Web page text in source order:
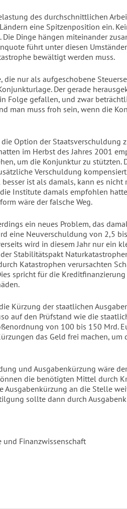
des durchschnittlichen
eine Spitzenposition ein.
Dinge hängen miteinander
führt unter diesen
bewältigt werden muss.
die nur als aufgeschobene
Der gerade
Folge gefallen, und zwar
man muss froh sein, wenn die
Option der Staatsverschuldung
im Herbst des Jahres 2001
um die Konjunktur zu stützten.
Verschuldung
ist als damals, kann es nicht
Institute damals empfohlen
wäre der falsche Weg.
ein neues Problem, das
eine Neuverschuldung von 2,5
wird in diesem Jahr nur ein
Stabilitätspakt
Katastrophen verursachten
spricht für die
Kürzung der staatlichen
auf den Prüfstand wie die
von 100 bis 150 Mrd.
das Geld frei machen, um
und Ausgabenkürzung wäre
die benötigten Mittel durch
Ausgabenkürzung an die Stelle
sollte dann durch
Finanzwissenschaft